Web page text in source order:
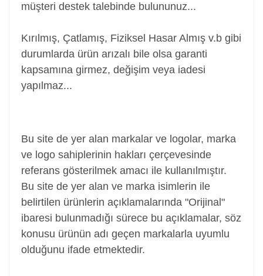
müşteri destek talebinde bulununuz...
Kırılmış, Çatlamış, Fiziksel Hasar Almış v.b gibi
durumlarda ürün arızalı bile olsa garanti
kapsamına girmez, değişim veya iadesi
yapılmaz...
Bu site de yer alan markalar ve logolar, marka
ve logo sahiplerinin hakları çerçevesinde
referans gösterilmek amacı ile kullanılmıştır.
Bu site de yer alan ve marka isimlerin ile
belirtilen ürünlerin açıklamalarında "Orijinal"
ibaresi bulunmadığı sürece bu açıklamalar, söz
konusu ürünün adı geçen markalarla uyumlu
olduğunu ifade etmektedir.